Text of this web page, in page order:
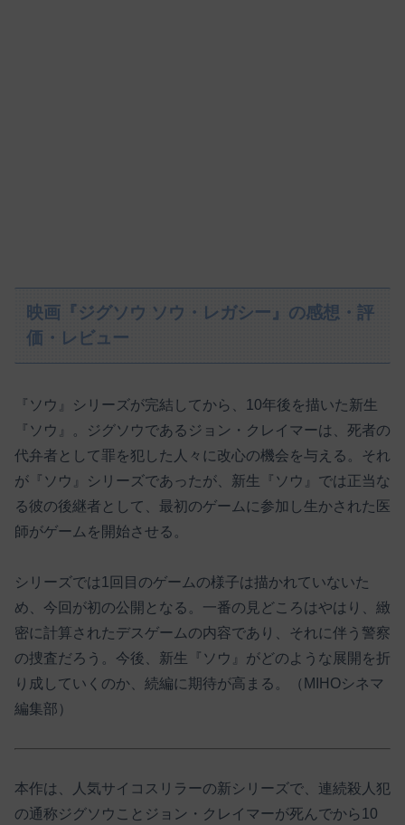
映画『ジグソウ ソウ・レガシー』の感想・評
価・レビュー
『ソウ』シリーズが完結してから、10年後を描いた新生
『ソウ』。ジグソウであるジョン・クレイマーは、死者の
代弁者として罪を犯した人々に改心の機会を与える。それ
が『ソウ』シリーズであったが、新生『ソウ』では正当な
る彼の後継者として、最初のゲームに参加し生かされた医
師がゲームを開始させる。
シリーズでは1回目のゲームの様子は描かれていないた
め、今回が初の公開となる。一番の見どころはやはり、緻
密に計算されたデスゲームの内容であり、それに伴う警察
の捜査だろう。今後、新生『ソウ』がどのような展開を折
り成していくのか、続編に期待が高まる。（MIHOシネマ
編集部）
本作は、人気サイコスリラーの新シリーズで、連続殺人犯
の通称ジグソウことジョン・クレイマーが死んでから10